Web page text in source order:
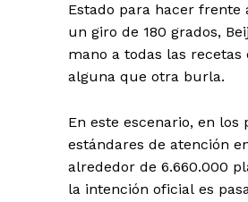
Estado para hacer
un giro de 180 grados,
mano a todas las
alguna que otra burla.
En este escenario, en
estándares de atención
alrededor de 6.660.000
la intención oficial es